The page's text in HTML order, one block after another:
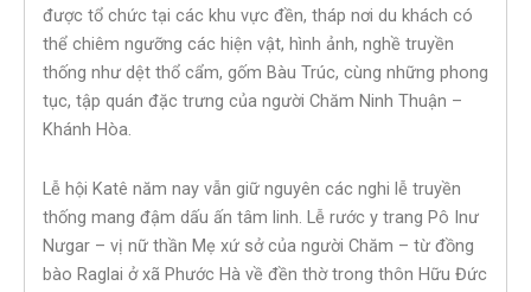
được tổ chức tại các khu vực đền, tháp nơi du khách có
thể chiêm ngưỡng các hiện vật, hình ảnh, nghề truyền
thống như dệt thổ cẩm, gốm Bàu Trúc, cùng những phong
tục, tập quán đặc trưng của người Chăm Ninh Thuận –
Khánh Hòa.
Lễ hội Katê năm nay vẫn giữ nguyên các nghi lễ truyền
thống mang đậm dấu ấn tâm linh. Lễ rước y trang Pô Inư
Nưgar – vị nữ thần Mẹ xứ sở của người Chăm – từ đồng
bào Raglai ở xã Phước Hà về đền thờ trong thôn Hữu Đức